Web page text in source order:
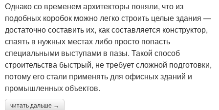
Однако со временем архитекторы поняли, что из
подобных коробок можно легко строить целые здания —
достаточно составить их, как составляется конструктор,
спаять в нужных местах либо просто попасть
специальными выступами в пазы. Такой способ
строительства быстрый, не требует сложной подготовки,
потому его стали применять для офисных зданий и
промышленных объектов.
читать дальше →